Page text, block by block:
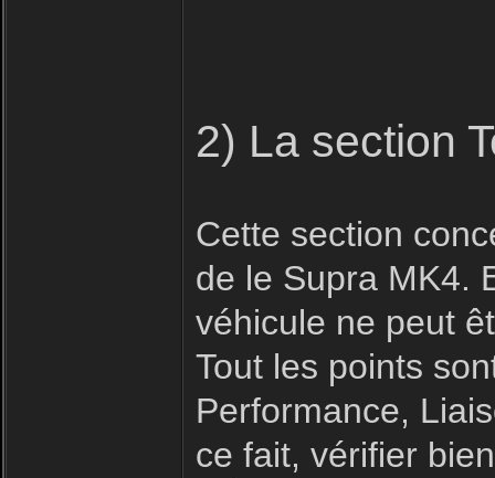
2) La section
Cette section
de le Supra MK4.
véhicule ne peut
Tout les points
Performance,
ce fait, vérifier